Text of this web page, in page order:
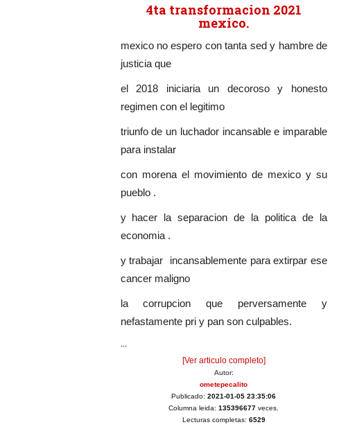
4ta transformacion 2021
mexico.
mexico no espero con tanta sed y hambre de
justicia que
el 2018 iniciaria un decoroso y honesto
regimen con el legitimo
triunfo de un luchador incansable e imparable
para instalar
con morena el movimiento de mexico y su
pueblo .
y hacer la separacion de la politica de la
economia .
y trabajar incansablemente para extirpar ese
cancer maligno
la corrupcion que perversamente y
nefastamente pri y pan son culpables.
...
[Ver articulo completo]
Autor:
ometepecalito
Publicado:2021-01-05 23:35:06
Columna leida:135396677 veces.
Lecturas completas: 6529